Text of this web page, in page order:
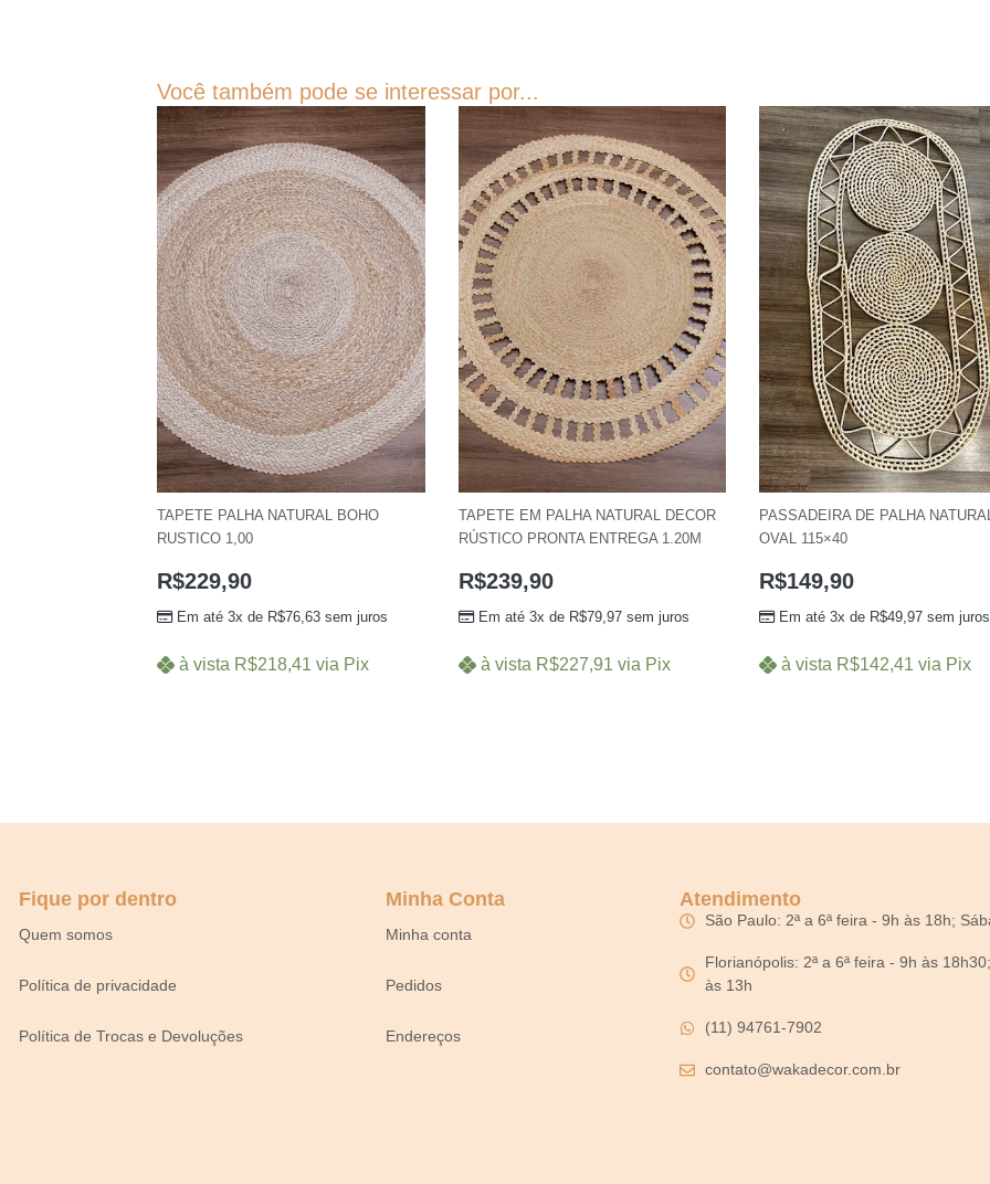
Você também pode se interessar por...
TAPETE PALHA NATURAL BOHO
RUSTICO 1,00
R$229,90
Em até 3x de R$76,63 sem juros
à vista R$218,41 via Pix
TAPETE EM PALHA NATURAL DECOR
RÚSTICO PRONTA ENTREGA 1.20M
R$239,90
Em até 3x de R$79,97sem juros
à vista R$227,91 via Pix
PASSADEIRA DE PALHA
OVAL 115×40
R$149,90
Em até 3x de R$49,97 sem juros
à vista R$142,41 via Pix
Fique por dentro
Quem somos
Política de privacidade
Política de Trocas e Devoluções
Minha Conta
Minha conta
Pedidos
Endereços
Atendimento
São Paulo: 2ª a 6ª feira - 9h às 18h;
Florianópolis: 2ª a 6ª feira - 9h às
às 13h
(11) 94761-7902
contato@wakadecor.com.br